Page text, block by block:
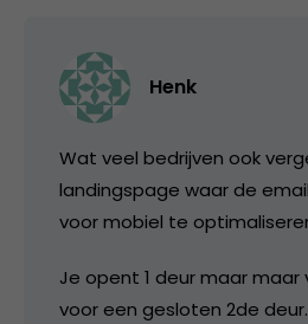
Henk
Wat veel bedrijven ook
landingspage waar de
voor mobiel te
Je opent 1 deur maar maar
voor een gesloten 2de deur.